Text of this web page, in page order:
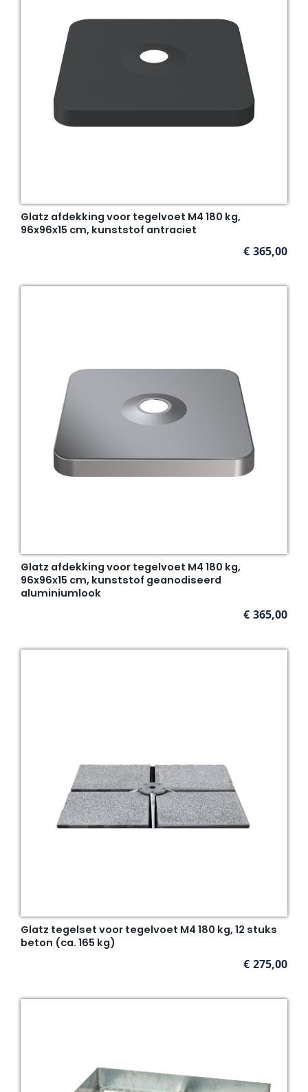
Glatz afdekking voor tegelvoet M4 180 kg,
96x96x15 cm, kunststof antraciet
€ 365,00
Glatz afdekking voor tegelvoet M4 180 kg,
96x96x15 cm, kunststof geanodiseerd
aluminiumlook
€ 365,00
Glatz tegelset voor tegelvoet M4 180 kg, 12 stuks
beton (ca. 165 kg)
€ 275,00